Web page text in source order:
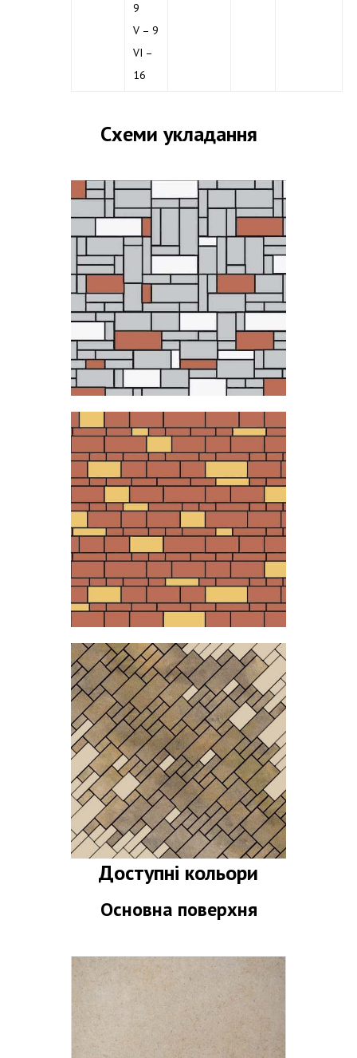
9
V – 9
VI –
16
Схеми укладання
Доступні кольори
Основна поверхня